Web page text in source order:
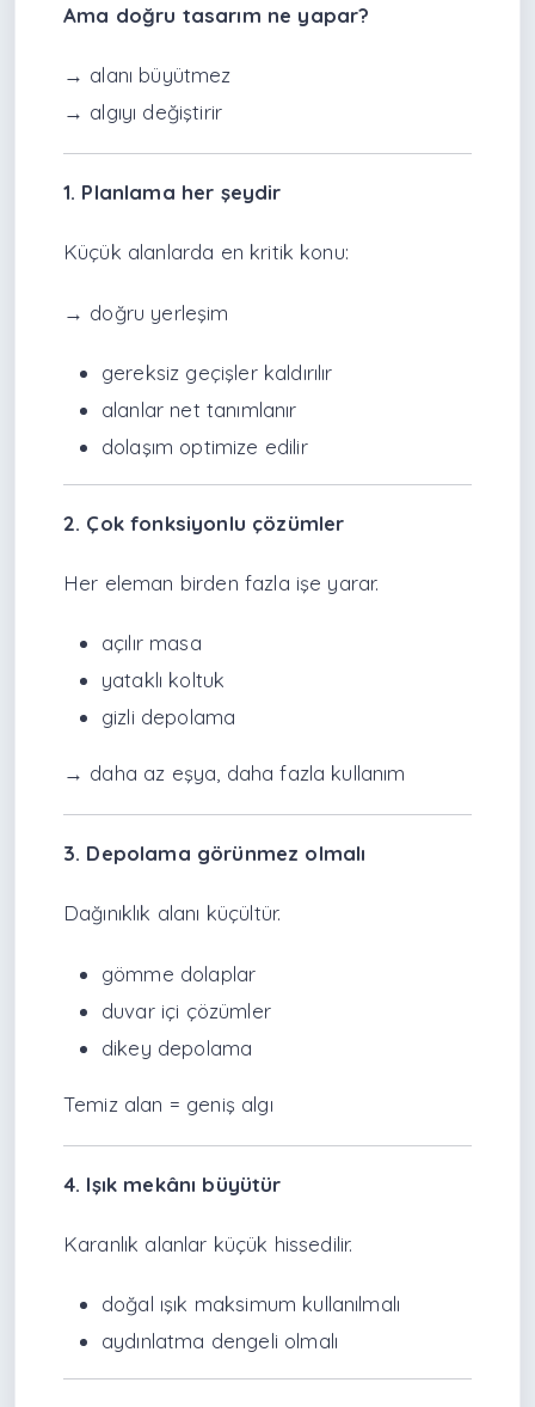
Ama doğru tasarım ne yapar?
→ alanı büyütmez
→ algıyı değiştirir
1. Planlama her şeydir
Küçük alanlarda en kritik konu:
→ doğru yerleşim
gereksiz geçişler kaldırılır
alanlar net tanımlanır
dolaşım optimize edilir
2. Çok fonksiyonlu çözümler
Her eleman birden fazla işe yarar.
açılır masa
yataklı koltuk
gizli depolama
→ daha az eşya, daha fazla kullanım
3. Depolama görünmez olmalı
Dağınıklık alanı küçültür.
gömme dolaplar
duvar içi çözümler
dikey depolama
Temiz alan = geniş algı
4. Işık mekânı büyütür
Karanlık alanlar küçük hissedilir.
doğal ışık maksimum kullanılmalı
aydınlatma dengeli olmalı